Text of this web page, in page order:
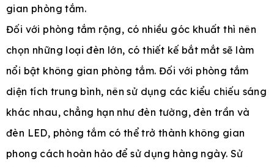
gian phòng tắm.
Đối với phòng tắm rộng, có nhiều góc khuất thì nên
chọn những loại đèn lớn, có thiết kế bắt mắt sẽ làm
nổi bật không gian phòng tắm. Đối với phòng tắm
diện tích trung bình, nên sử dụng các kiểu chiếu sáng
khác nhau, chẳng hạn như đèn tường, đèn trần và
đèn LED, phòng tắm có thể trở thành không gian
phong cách hoàn hảo để sử dụng hàng ngày. Sử